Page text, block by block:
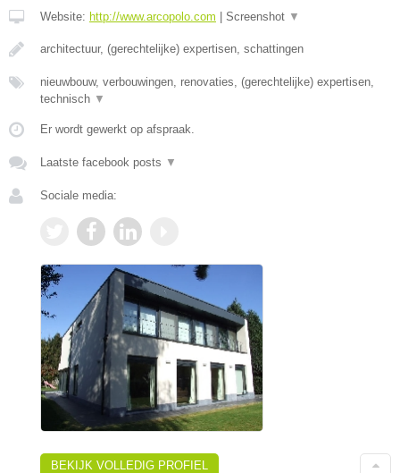
Website: http://www.arcopolo.com Screenshot ▼
architectuur, (gerechtelijke) expertisen, schattingen
nieuwbouw, verbouwingen, renovaties, (gerechtelijke) expertisen,
technisch ▼
Er wordt gewerkt op afspraak.
Laatste facebook posts ▼
Sociale media:
BEKIJK VOLLEDIG PROFIEL